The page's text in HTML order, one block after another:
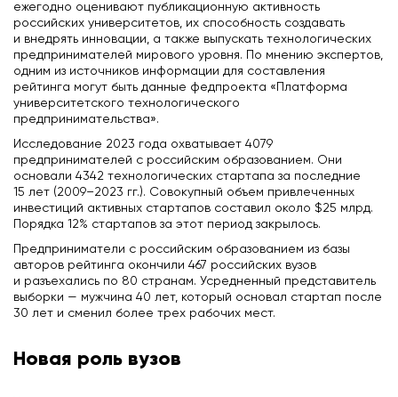
ежегодно оценивают публикационную активность
российских университетов, их способность создавать
и внедрять инновации, а также выпускать технологических
предпринимателей мирового уровня. По мнению экспертов,
одним из источников информации для составления
рейтинга могут быть данные федпроекта «Платформа
университетского технологического
предпринимательства».
Исследование 2023 года охватывает 4079
предпринимателей с российским образованием. Они
основали 4342 технологических стартапа за последние
15 лет (2009–2023 гг.). Совокупный объем привлеченных
инвестиций активных стартапов составил около $25 млрд.
Порядка 12% стартапов за этот период закрылось.
Предприниматели с российским образованием из базы
авторов рейтинга окончили 467 российских вузов
и разъехались по 80 странам. Усредненный представитель
выборки — мужчина 40 лет, который основал стартап после
30 лет и сменил более трех рабочих мест.
Новая роль вузов